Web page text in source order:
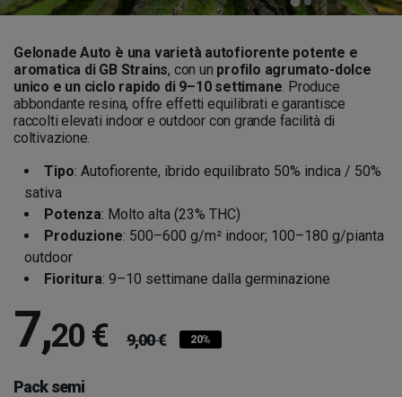
Gelonade Auto è una varietà autofiorente potente e
aromatica di GB Strains, con un profilo agrumato-dolce
unico e un ciclo rapido di 9–10 settimane. Produce
abbondante resina, offre effetti equilibrati e garantisce
raccolti elevati indoor e outdoor con grande facilità di
coltivazione.
Tipo: Autofiorente, ibrido equilibrato 50% indica / 50%
sativa
Potenza: Molto alta (23% THC)
Produzione: 500–600 g/m² indoor; 100–180 g/pianta
outdoor
Fioritura: 9–10 settimane dalla germinazione
7,20 € 9,00 € 20%
Pack semi